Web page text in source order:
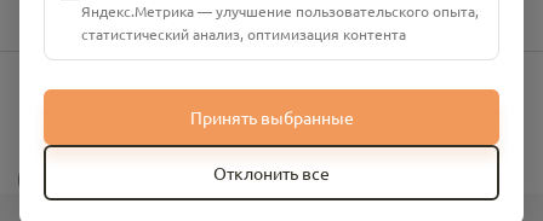
info@pomnim.online
Яндекс.Метрика — улучшение пользовательского опыта,
статистический анализ, оптимизация контента
Принять выбранные
Отклонить все